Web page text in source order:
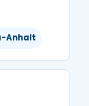
Anhalt